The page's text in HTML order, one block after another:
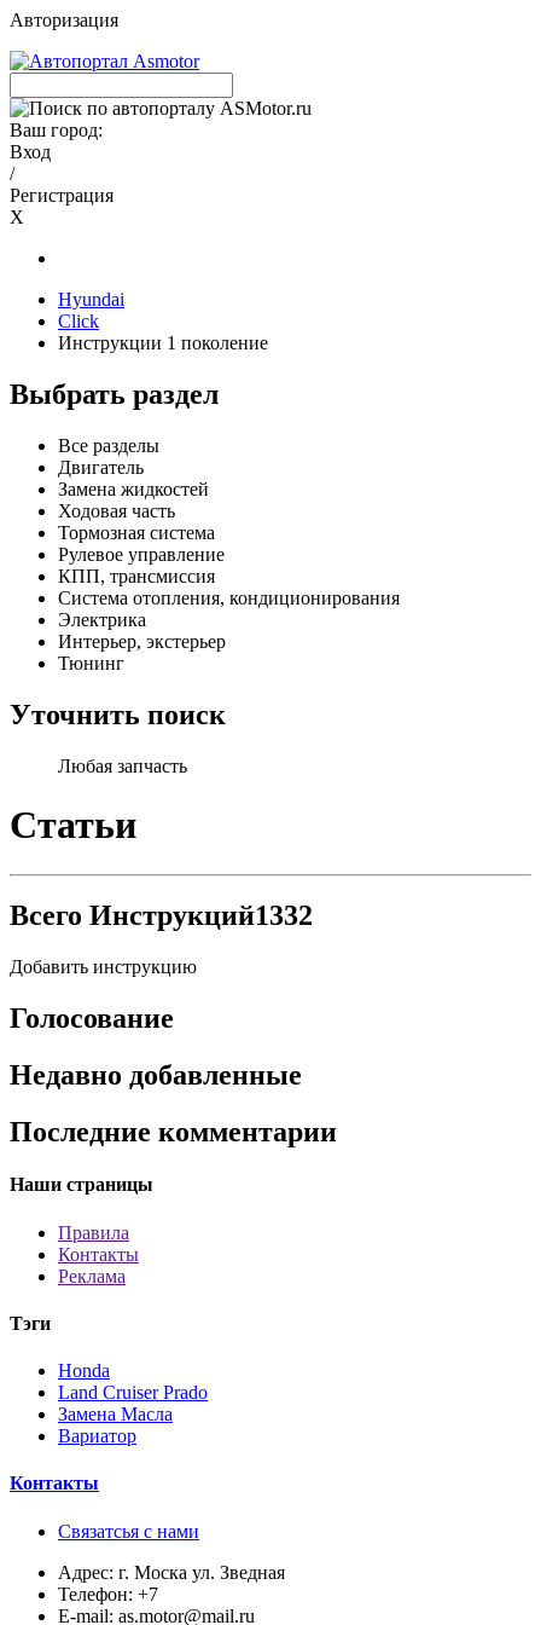
Авторизация
Ваш город:
Вход
/
Регистрация
X
Hyundai
Click
Инструкции 1 поколение
Выбрать раздел
Все разделы
Двигатель
Замена жидкостей
Ходовая часть
Тормозная система
Рулевое управление
КПП, трансмиссия
Система отопления, кондиционирования
Электрика
Интерьер, экстерьер
Тюнинг
Уточнить поиск
Любая запчасть
Статьи
Всего Инструкций1332
Добавить инструкцию
Голосование
Недавно добавленные
Последние комментарии
Наши страницы
Правила
Контакты
Реклама
Тэги
Honda
Land Cruiser Prado
Замена Масла
Вариатор
Контакты
Связатсья с нами
Адрес: г. Моска ул. Зведная
Телефон: +7
E-mail: as.motor@mail.ru